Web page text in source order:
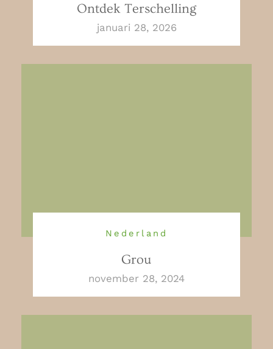
Ontdek Terschelling
januari 28, 2026
Nederland
Grou
november 28, 2024